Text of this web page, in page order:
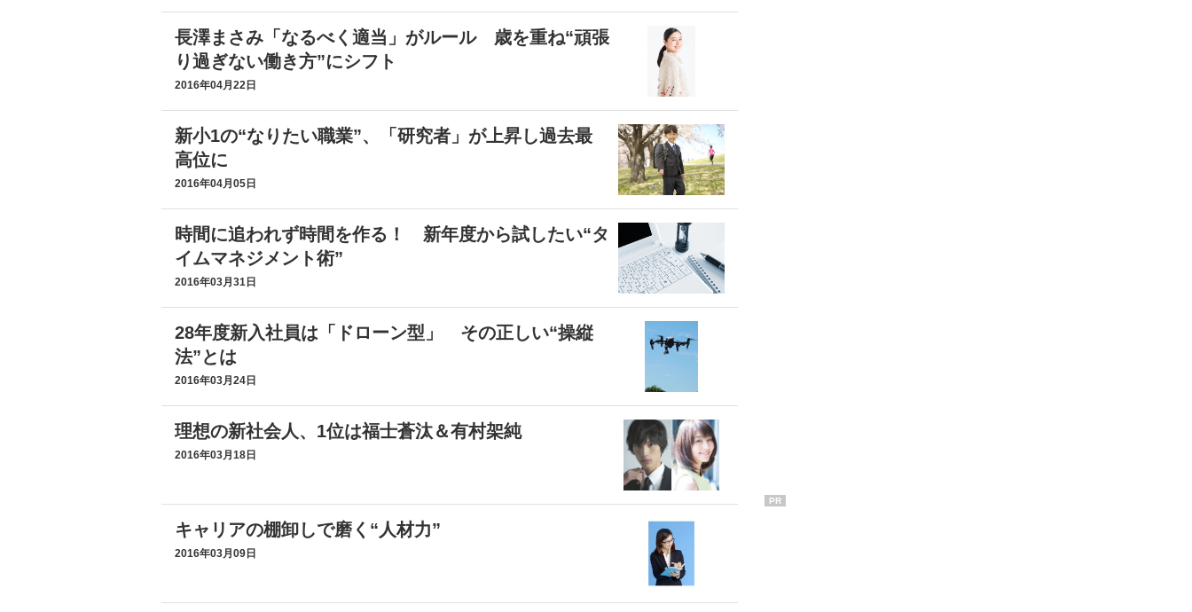
長澤まさみ「なるべく適当」がルール 歳を重ね“頑張
り過ぎない働き方”にシフト
2016年04月22日
新小1の“なりたい職業”、「研究者」が上昇し過去最
高位に
2016年04月05日
時間に追われず時間を作る！ 新年度から試したい“タ
イムマネジメント術”
2016年03月31日
28年度新入社員は「ドローン型」 その正しい“操縦
法”とは
2016年03月24日
理想の新社会人、1位は福士蒼汰＆有村架純
2016年03月18日
キャリアの棚卸しで磨く“人材力”
2016年03月09日
PR